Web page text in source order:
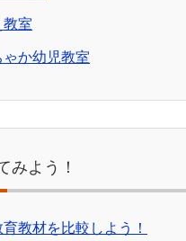
教室
ゃか幼児教室
みよう！
教材を比較しよう！